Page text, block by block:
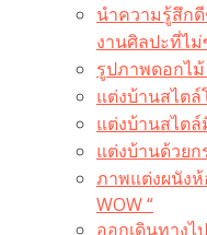
นำความรู้สึก
งานศิลปะที่ไม่
รูปภาพดอกไ
แต่งบ้านสไตล์
แต่งบ้านสไต
แต่งบ้านด้วย
ภาพแต่งผนัง
WOW “
ออกเดินทางไ